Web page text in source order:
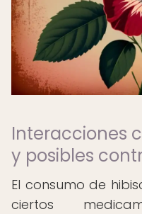
Interacciones
y posibles
El consumo de
ciertos